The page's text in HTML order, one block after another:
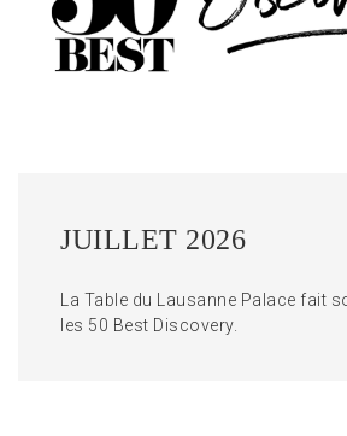
JUILLET 2026
La Table du Lausanne Palace fait
les 50 Best Discovery.